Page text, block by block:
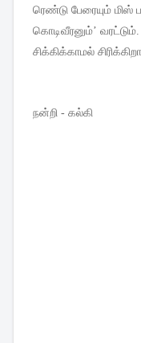
ரெண்டு பேரையும் மிஸ்
கொடிவீரனும்’ வரட்டும்
சிக்கிக்காமல்
நன்றி - கல்கி